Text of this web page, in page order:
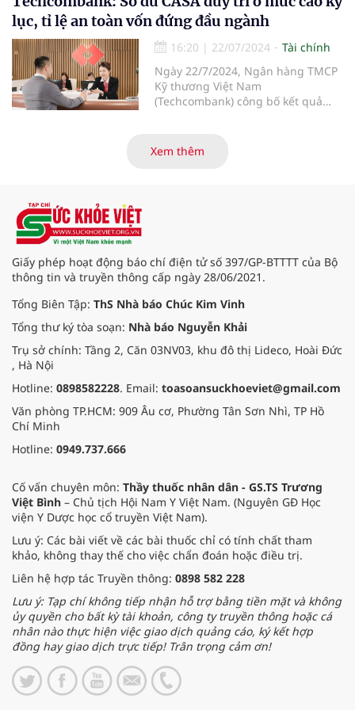
cũng chuẩn bị trả cổ tức cho cổ
đông tỷ lệ gần 14%.
lục, tỉ lệ an toàn vốn đứng đầu ngành
16:20 | 22/07/2024
Tài chính
Ngày 22/7/2024, Ngân hàng TMCP
Kỹ thương Việt Nam
(Techcombank) công bố kết quả
hạng mục kinh doanh cốt lõi, với
tổng thu nhập hoạt động và lợi
hàng tốt nhất Việt Nam” từ 3 tổ
chức uy tín hàng đầu thế giới là
Euromoney, FinanceAsia và Global
Finance.
Xem thêm
Giấy phép hoạt động báo chí điện tử số 397/GP-BTTTT của Bộ
thông tin và truyền thông cấp ngày 28/06/2021.
Tổng Biên Tập: ThS Nhà báo Chúc Kim Vinh
Tổng thư ký tòa soạn: Nhà báo Nguyễn Khải
Trụ sở chính: Tầng 2, Căn 03NV03, khu đô thị Lideco, Hoài Đức
, Hà Nội
Hotline: 0898582228. Email: toasoansuckhoeviet@gmail.com
Văn phòng TP.HCM: 909 Âu cơ, Phường Tân Sơn Nhì, TP Hồ
Chí Minh
Hotline: 0949.737.666
Cố vấn chuyên môn: Thầy thuốc nhân dân - GS.TS Trương
Việt Bình – Chủ tịch Hội Nam Y Việt Nam. (Nguyên GĐ Học
viện Y Dược học cổ truyền Việt Nam).
Lưu ý: Các bài viết về các bài thuốc chỉ có tính chất tham
khảo, không thay thế cho việc chẩn đoán hoặc điều trị.
Liên hệ hợp tác Truyền thông: 0898 582 228
Lưu ý: Tạp chí không tiếp nhận hỗ trợ bằng tiền mặt và không
ủy quyền cho bất kỳ tài khoản, công ty truyền thông hoặc cá
nhân nào thực hiện việc giao dịch quảng cáo, ký kết hợp
đồng hay giao dịch trực tiếp! Trân trọng cảm ơn!